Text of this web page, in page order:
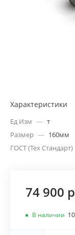
Характеристики
Ед Изм — т
Размер — 160мм
ГОСТ (Тех Стандарт)
74 900
В наличии 10